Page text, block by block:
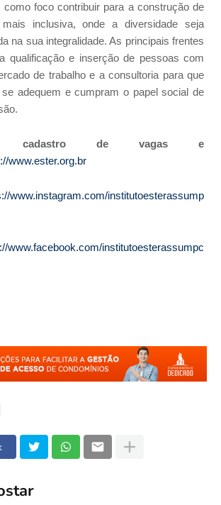
como foco contribuir para a construção de
inclusiva, onde a diversidade seja
na sua integralidade. As principais frentes
qualificação e inserção de pessoas com
de trabalho e a consultoria para que
adequem e cumpram o papel social de
cadastro de vagas e
www.ester.org.br
www.instagram.com/institutoesterassump
www.facebook.com/institutoesterassumpc